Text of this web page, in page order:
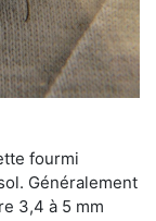
fourmi
Généralement
3,4 à 5 mm